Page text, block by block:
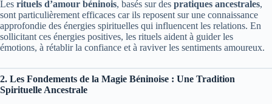
Les rituels d’amour béninois, basés sur des pratiques ancestrales,
sont particulièrement efficaces car ils reposent sur une connaissance
approfondie des énergies spirituelles qui influencent les relations. En
sollicitant ces énergies positives, les rituels aident à guider les
émotions, à rétablir la confiance et à raviver les sentiments amoureux.
2. Les Fondements de la Magie Béninoise : Une Tradition
Spirituelle Ancestrale